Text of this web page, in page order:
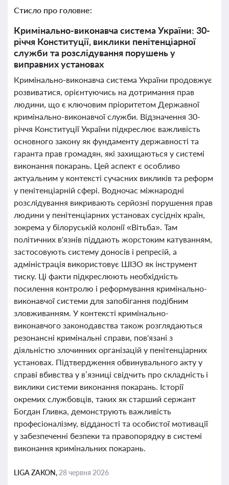
Стисло про головне:
Кримінально-виконавча система України: 30-
річчя Конституції, виклики пенітенціарної
служби та розслідування порушень у
виправних установах
Кримінально-виконавча система України продовжує
розвиватися, орієнтуючись на дотримання прав
людини, що є ключовим пріоритетом Державної
кримінально-виконавчої служби. Відзначення 30-
річчя Конституції України підкреслює важливість
основного закону як фундаменту державності та
гаранта прав громадян, які захищаються у системі
виконання покарань. Цей аспект є особливо
актуальним у контексті сучасних викликів та реформ
у пенітенціарній сфері. Водночас міжнародні
розслідування викривають серйозні порушення прав
людини у пенітенціарних установах сусідніх країн,
зокрема у білоруській колонії «Вітьба». Там
політичних в'язнів піддають жорстоким катуванням,
застосовують систему доносів і репресій, а
адміністрація використовує ШІЗО як інструмент
тиску. Ці факти підкреслюють необхідність
посилення контролю і реформування кримінально-
виконавчої системи для запобігання подібним
зловживанням. У контексті кримінально-
виконавчого законодавства також розглядаються
резонансні кримінальні справи, пов'язані з
діяльністю злочинних організацій у пенітенціарних
установах. Підтвердження обвинувального акту у
справі вбивства у в’язниці свідчить про складність і
виклики системи виконання покарань. Історії
окремих службовців, таких як старший сержант
Богдан Гливка, демонструють важливість
професіоналізму, відданості та особистої мотивації
у забезпеченні безпеки та правопорядку в системі
виконання кримінальних покарань.
LIGA ZAKON, 28 червня 2026